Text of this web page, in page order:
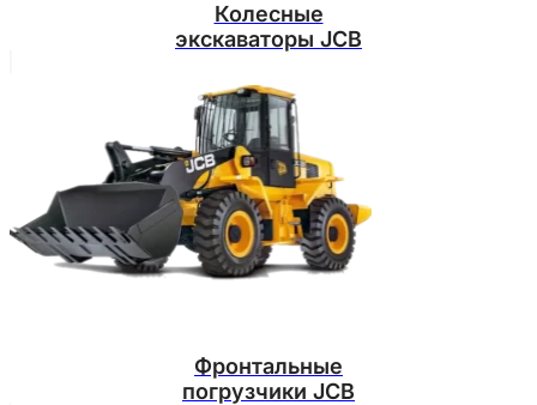
Колесные
экскаваторы JCB
Фронтальные
погрузчики JCB